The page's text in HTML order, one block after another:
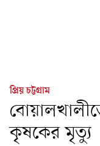
প্রিয় চট্টগ্রাম
কৃষকের মৃত্যু